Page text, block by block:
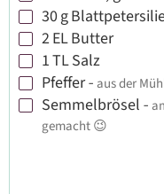
▢
30g
▢
2ELButter
▢
1TLSalz
▢
Pfeffer- aus der
▢
Semmelbrösel -
gemacht 😉